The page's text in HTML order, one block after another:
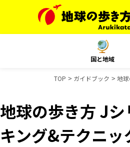
国と地域
TOP ガイドブック 地
地球の歩き方 J
キング&テクニッ